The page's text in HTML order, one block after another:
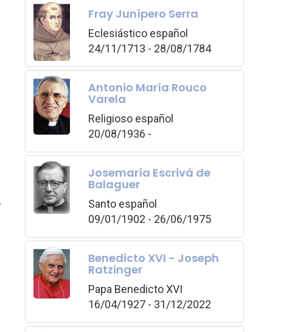
Fray Junípero Serra
Eclesiástico español
24/11/1713 - 28/08/1784
Antonio María Rouco
Varela
Religioso español
20/08/1936 -
Josemaría Escrivá de
Balaguer
Santo español
09/01/1902 - 26/06/1975
Benedicto XVI - Joseph
Ratzinger
Papa Benedicto XVI
16/04/1927 - 31/12/2022